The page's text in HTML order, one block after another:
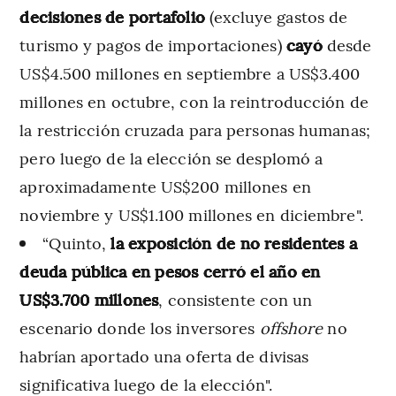
decisiones de portafolio(excluye gastos de
turismo y pagos de importaciones) cayó desde
US$4.500 millones en septiembre a US$3.400
millones en octubre, con la reintroducción de
la restricción cruzada para personas humanas;
pero luego de la elección se desplomó a
aproximadamente US$200 millones en
noviembre y US$1.100 millones en diciembre".
“Quinto, la exposición de no residentes a
deuda pública en pesos cerró el año en
US$3.700 millones, consistente con un
escenario donde los inversores offshoreno
habrían aportado una oferta de divisas
significativa luego de la elección".